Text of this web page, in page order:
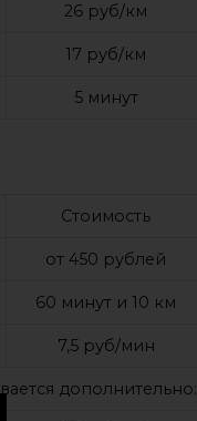
26 руб/км
17 руб/км
5 минут
Стоимость
от 450 рублей
60 минут и 10 км
7,5 руб/мин
дополнительно: